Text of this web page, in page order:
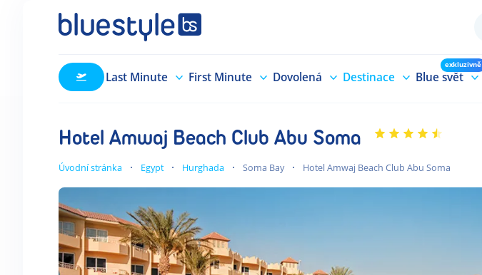
Last Minute First Minute Dovolená Destinace Blue svět
exkluzivně
Hotel Amwaj Beach Club Abu Soma
Úvodní stránka Egypt Hurghada Soma Bay Hotel Amwaj Beach Club Abu Soma